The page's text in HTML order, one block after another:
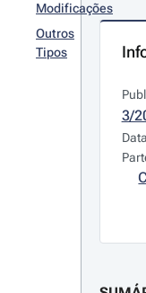
Modificações
Outros
Tipos
3/